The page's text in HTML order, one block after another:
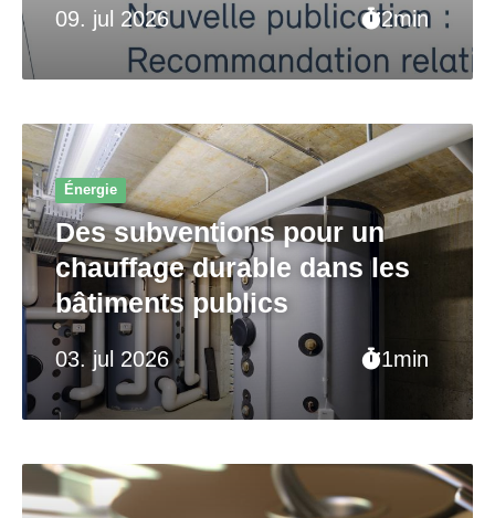
09. jul 2026 2min
03. jul 2026 1min
Énergie
Des subventions pour un
chauffage durable dans les
bâtiments publics